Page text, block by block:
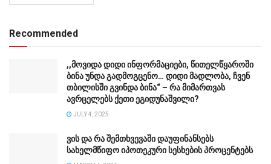
Recommended
,,მოვიდა დიდი ინფორმაციები, წითელწყაროში
ბინა უნდა გადმოგცენო… დიდი მადლობა, ჩვენ
თბილისში გვინდა ბინა“ – რა მიმართვას
ავრცელებს ქეთი ეგიდუნაშვილი?
JULY 4, 2025
ვის და რა შემთხვევაში დაუფინანსებს
სახელმწიფო იპოთეკური სესხების პროცენტებს